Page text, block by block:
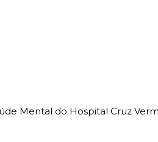
Mental do Hospital Cruz